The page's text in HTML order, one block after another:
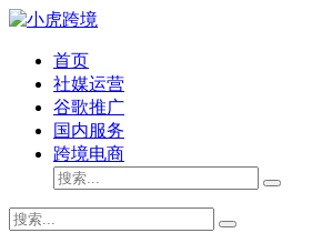
首页
社媒运营
谷歌推广
国内服务
跨境电商